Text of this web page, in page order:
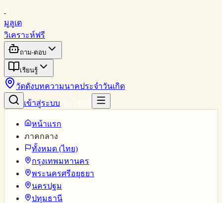
มูลูเต
วิเคราะห์ฟรี
ถาม-ตอบ
เรียนรู้
วัดดังบทความนาคประจำวันเกิด
เข้าสู่ระบบ
หน้าแรก
ภาคกลาง
ทั้งหมด (ไทย)
กรุงเทพมหานคร
พระนครศรีอยุธยา
นครปฐม
ปทุมธานี